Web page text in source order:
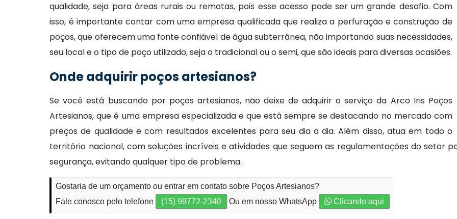
qualidade, seja para áreas rurais ou remotas, pois esse acesso pode ser um grande desafio. Com
isso, é importante contar com uma empresa qualificada que realiza a perfuração e construção de
poços, que oferecem uma fonte confiável de água subterrânea, não importando suas necessidades,
seu local e o tipo de poço utilizado, seja o tradicional ou o semi, que são ideais para diversas ocasiões.
Onde adquirir poços artesianos?
Se você está buscando por poços artesianos, não deixe de adquirir o serviço da Arco Iris Poços
Artesianos, que é uma empresa especializada e que está sempre se destacando no mercado com
preços de qualidade e com resultados excelentes para seu dia a dia. Além disso, atua em todo o
território nacional, com soluções incríveis e atividades que seguem as regulamentações do setor
segurança, evitando qualquer tipo de problema.
Gostaria de um orçamento ou entrar em contato sobre Poços Artesianos?
Fale conosco pelo telefone
(15) 99772-2340 Ou em nosso WhatsApp Clicando aqui